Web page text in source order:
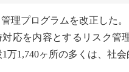
理プログラムを改正した。
応を内容とする リスク管
1,740ヶ所の多くは、社会